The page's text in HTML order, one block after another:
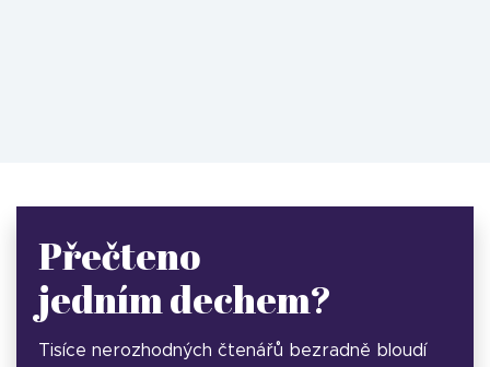
Přečteno
jedním dechem?
Tisíce nerozhodných čtenářů bezradně bloudí